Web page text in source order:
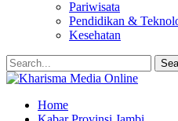
Pariwisata
Pendidikan &
Kesehatan
Home